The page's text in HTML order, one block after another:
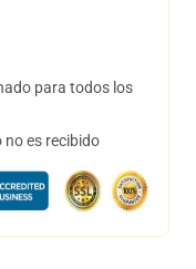
para todos los
no es recibido